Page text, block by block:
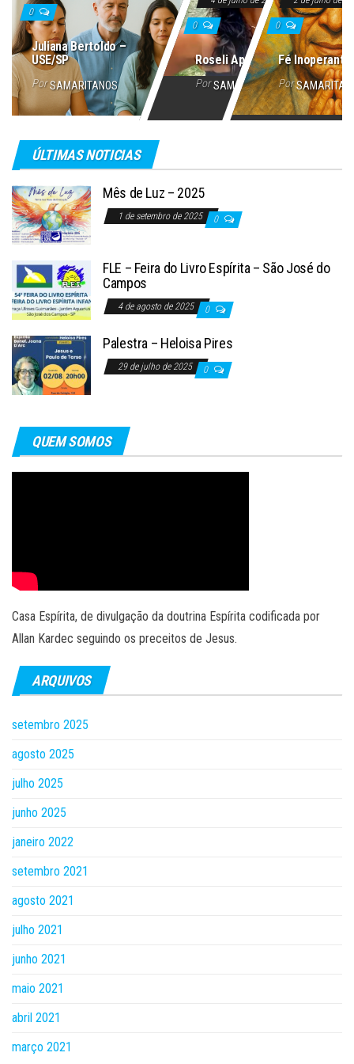
0
Juliana Bertoldo –
USE/SP
Por SAMARITANOS
0
Roseli Aparecida
Por SAMARITANOS
0
Fé Inoperante
Por
ÚLTIMAS NOTICIAS
Mês de Luz – 2025
1 de setembro de 2025 0
FLE – Feira do Livro Espírita – São José do
Campos
4 de agosto de 2025 0
Palestra – Heloisa Pires
29 de julho de 2025 0
QUEM SOMOS
Casa Espírita, de divulgação da doutrina Espírita codificada por
Allan Kardec seguindo os preceitos de Jesus.
ARQUIVOS
setembro 2025
agosto 2025
julho 2025
junho 2025
janeiro 2022
setembro 2021
agosto 2021
julho 2021
junho 2021
maio 2021
abril 2021
março 2021